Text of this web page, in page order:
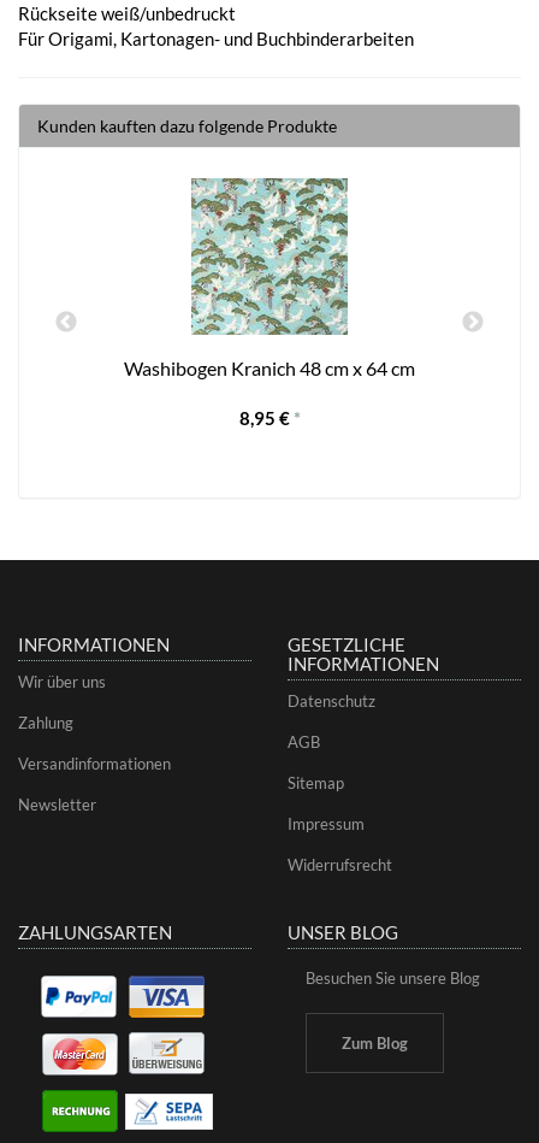
Rückseite weiß/unbedruckt
Für Origami, Kartonagen- und Buchbinderarbeiten
Kunden kauften dazu folgende Produkte
Washibogen Kranich 48 cm x 64 cm
8,95 € *
INFORMATIONEN
Wir über uns
Zahlung
Versandinformationen
Newsletter
GESETZLICHE
INFORMATIONEN
Datenschutz
AGB
Sitemap
Impressum
Widerrufsrecht
ZAHLUNGSARTEN UNSER BLOG
Besuchen Sie unsere Blog
Zum Blog